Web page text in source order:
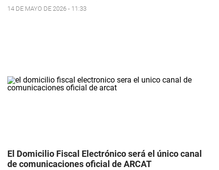
14 DE MAYO DE 2026 - 11:33
El Domicilio Fiscal Electrónico será el único canal
de comunicaciones oficial de ARCAT